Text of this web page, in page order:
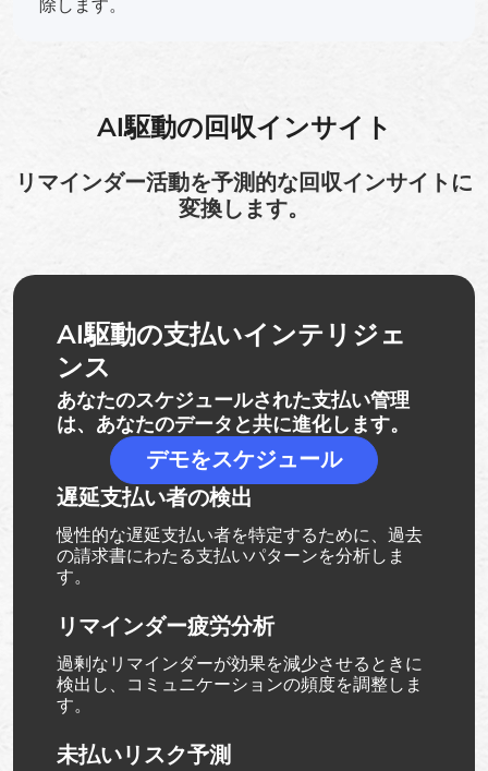
除します。
AI駆動の回収インサイト
リマインダー活動を予測的な回収インサイトに
変換します。
AI駆動の支払いインテリジェ
ンス
あなたのスケジュールされた支払い管理
は、あなたのデータと共に進化します。
デモをスケジュール
遅延支払い者の検出
慢性的な遅延支払い者を特定するために、過去
の請求書にわたる支払いパターンを分析しま
す。
リマインダー疲労分析
過剰なリマインダーが効果を減少させるときに
検出し、コミュニケーションの頻度を調整しま
す。
未払いリスク予測